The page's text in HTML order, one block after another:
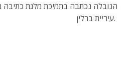
הנובלה נכתבה בתמיכת מלגת
עיריית ברלין.